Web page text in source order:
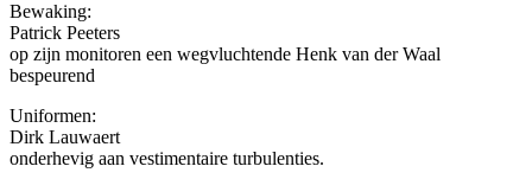
Bewaking:
Patrick Peeters
op zijn monitoren een wegvluchtende Henk van der Waal
bespeurend
Uniformen:
Dirk Lauwaert
onderhevig aan vestimentaire turbulenties.